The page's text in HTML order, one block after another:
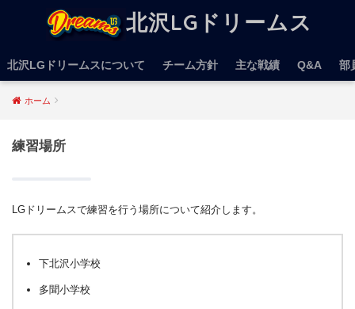
北沢LGドリームス
北沢LGドリームスについて チーム方針 主な戦績 Q&A 部
ホーム
練習場所
LGドリームスで練習を行う場所について紹介します。
下北沢小学校
多聞小学校